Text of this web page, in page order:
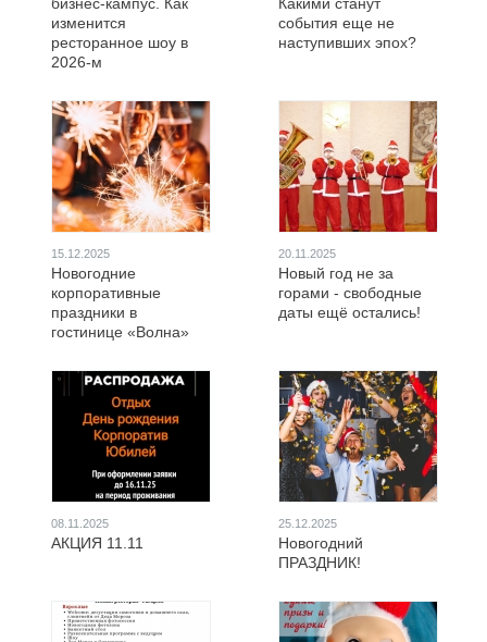
изменится
ресторанное шоу в
2026-м
события еще не
наступивших эпох?
15.12.2025
Новогодние
корпоративные
праздники в
гостинице «Волна»
20.11.2025
Новый год не за
горами - свободные
даты ещё остались!
08.11.2025
АКЦИЯ 11.11
25.12.2025
Новогодний
ПРАЗДНИК!